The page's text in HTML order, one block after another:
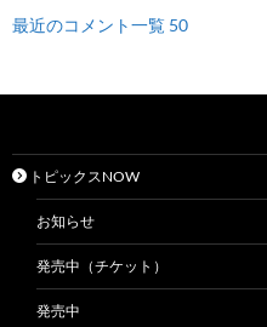
最近のコメント一覧 50
トピックスNOW
お知らせ
発売中（チケット）
発売中